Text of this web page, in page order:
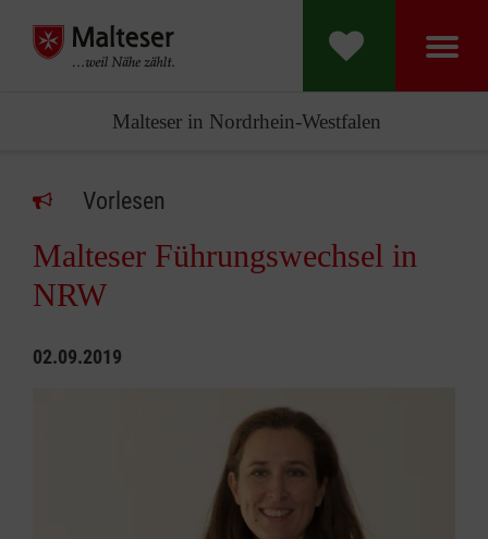
Malteser in Nordrhein-Westfalen
Vorlesen
Malteser Führungswechsel in
NRW
02.09.2019